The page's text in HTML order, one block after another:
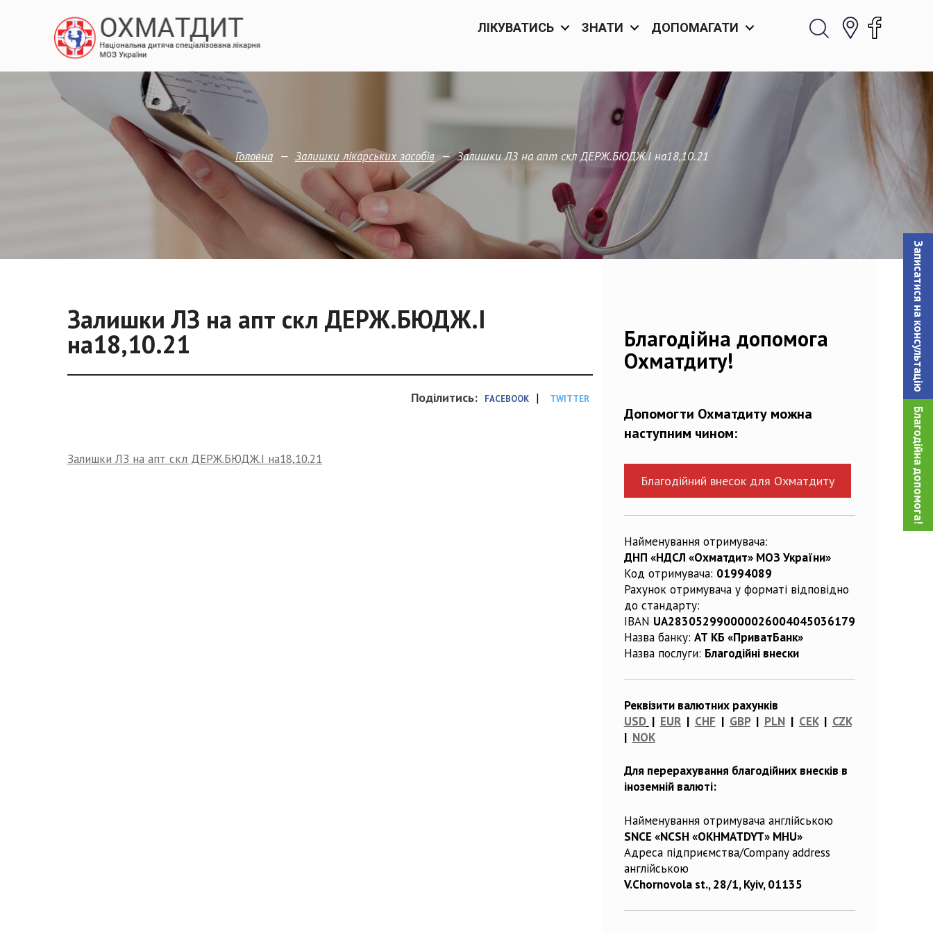
Записатися на консультацiю
Благодійна допомога!
ЛІКУВАТИСЬ ЗНАТИ ДОПОМАГАТИ
Головна — Залишки лікарських засобів — Залишки ЛЗ на апт скл ДЕРЖ.БЮДЖ.І на18,10.21
Залишки ЛЗ на апт скл ДЕРЖ.БЮДЖ.І
на18,10.21
Поділитись: FACEBOOK | TWITTER
Залишки ЛЗ на апт скл ДЕРЖ.БЮДЖ.І на18,10.21
Благодійна допомога
Охматдиту!
Допомогти Охматдиту можна
наступним чином:
Благодійний внесок для Охматдиту
Найменування отримувача:
ДНП «НДСЛ «Охматдит» МОЗ України»
Код отримувача: 01994089
Рахунок отримувача у форматі відповідно
до стандарту:
IBAN UA283052990000026004045036179
Назва банку: АТ КБ «ПриватБанк»
Назва послуги: Благодійні внески
Реквізити валютних рахунків
USD | EUR| CHF | GBP| PLN| CEK| CZK
| NOK
Для перерахування благодійних внесків в
іноземній валюті:
Найменування отримувача англійською
SNCE «NCSH «OKHMATDYT» MHU»
Адреса підприємства/Company address
англійською
V.Chornovola st., 28/1, Kyiv, 01135